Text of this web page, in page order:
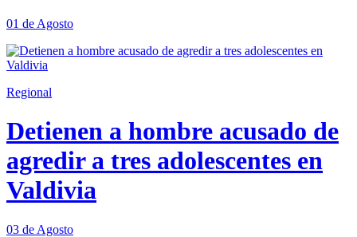
01 de Agosto
Regional
Detienen a hombre acusado de
agredir a tres adolescentes en
Valdivia
03 de Agosto